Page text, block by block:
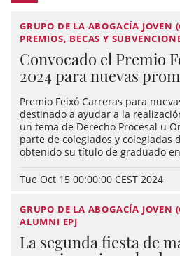
GRUPO DE LA ABOGACÍA JOVEN
PREMIOS, BECAS Y
Convocado el Premio
2024 para nuevas
Premio Feixó Carreras para
destinado a ayudar a la
un tema de Derecho Procesal u
parte de colegiados y colegiadas
obtenido su título de graduado
Tue Oct 15 00:00:00 CEST 2024
GRUPO DE LA ABOGACÍA JOVEN
ALUMNI EPJ
La segunda fiesta de